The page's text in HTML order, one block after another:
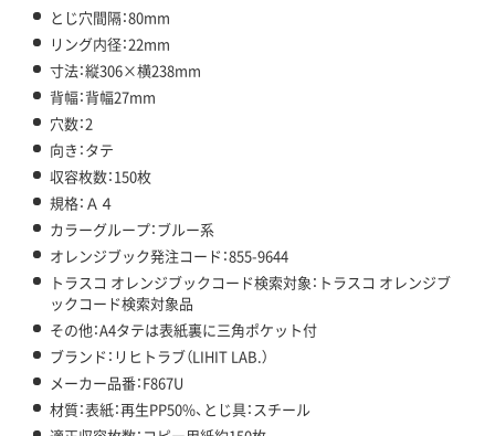
とじ穴間隔：80mm
リング内径：22mm
寸法：縦306×横238mm
背幅：背幅27mm
穴数：2
向き：タテ
収容枚数：150枚
規格：Ａ４
カラーグループ：ブルー系
オレンジブック発注コード：855-9644
トラスコ オレンジブックコード検索対象：トラスコ オレンジブ
ックコード検索対象品
その他：A4タテは表紙裏に三角ポケット付
ブランド：リヒトラブ（LIHIT LAB.）
メーカー品番：F867U
材質：表紙：再生PP50%、とじ具：スチール